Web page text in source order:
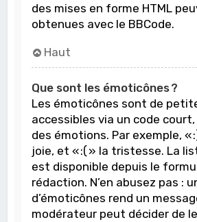
des mises en forme HTML
obtenues avec le BBCode.
Haut
Que sont les émoticônes ?
Les émoticônes sont de
accessibles via un code
des émotions. Par exemple, «
joie, et « :( » la tristesse. La
est disponible depuis le
rédaction. N’en abusez pas :
d’émoticônes rend un
modérateur peut décider de